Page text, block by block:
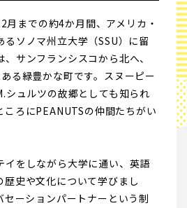
までの約4か月間、アメリカ・
るソノマ州立大学（SSU）に留
サンフランシスコから北へ、
る緑豊かな町です。スヌーピー
シュルツの故郷としても知られ
ころにPEANUTSの仲間たちがい
イをしながら大学に通い、英語
歴史や文化について学びまし
セーションパートナーという制